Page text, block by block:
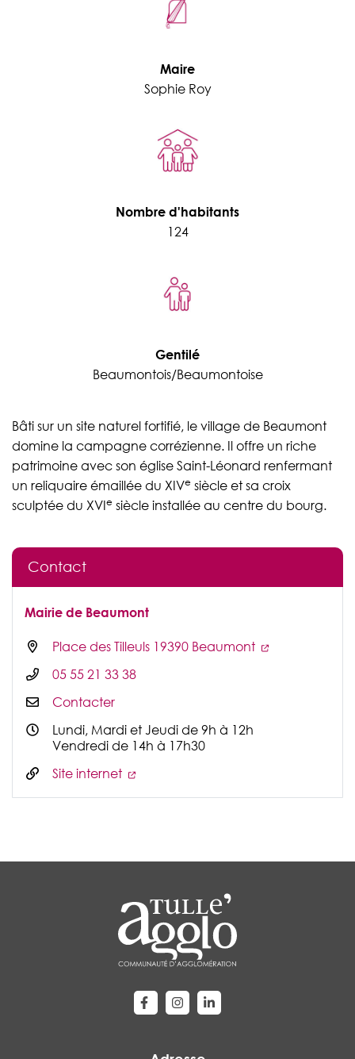
Maire
Sophie Roy
Nombre d'habitants
124
Gentilé
Beaumontois/Beaumontoise
Bâti sur un site naturel fortifié, le village de Beaumont
domine la campagne corrézienne. Il offre un riche
patrimoine avec son église Saint-Léonard renfermant
un reliquaire émaillée du XIVe siècle et sa croix
sculptée du XVIe siècle installée au centre du bourg.
Contact
Mairie de Beaumont
Place des Tilleuls 19390 Beaumont
05 55 21 33 38
Contacter
Lundi, Mardi et Jeudi de 9h à 12h
Vendredi de 14h à 17h30
Site internet
Lien vers le compte Facebook
Lien vers le compte Instagram
Lien vers le compte